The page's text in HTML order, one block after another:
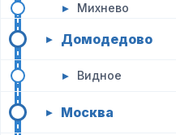
▸ Михнево
▸ Домодедово
▸ Видное
▸ Москва